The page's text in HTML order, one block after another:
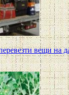
вещи на